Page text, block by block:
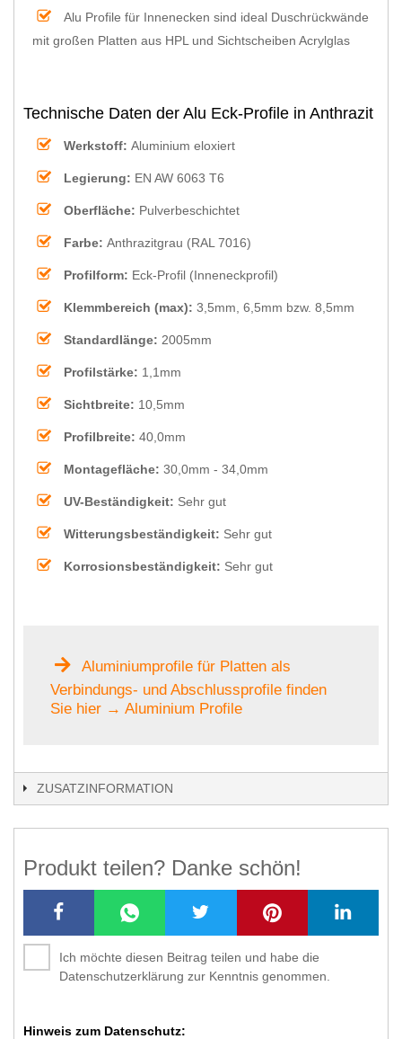
Alu Profile für Innenecken sind ideal Duschrückwände
mit großen Platten aus HPL und Sichtscheiben Acrylglas
Technische Daten der Alu Eck-Profile in Anthrazit
Werkstoff: Aluminium eloxiert
Legierung: EN AW 6063 T6
Oberfläche: Pulverbeschichtet
Farbe: Anthrazitgrau (RAL 7016)
Profilform: Eck-Profil (Inneneckprofil)
Klemmbereich (max): 3,5mm, 6,5mm bzw. 8,5mm
Standardlänge: 2005mm
Profilstärke: 1,1mm
Sichtbreite: 10,5mm
Profilbreite: 40,0mm
Montagefläche: 30,0mm - 34,0mm
UV-Beständigkeit: Sehr gut
Witterungsbeständigkeit: Sehr gut
Korrosionsbeständigkeit: Sehr gut
Aluminiumprofile für Platten als
Verbindungs- und Abschlussprofile finden
Sie hier → Aluminium Profile
ZUSATZINFORMATION
Produkt teilen? Danke schön!
Ich möchte diesen Beitrag teilen und habe die
Datenschutzerklärung zur Kenntnis genommen.
Hinweis zum Datenschutz: